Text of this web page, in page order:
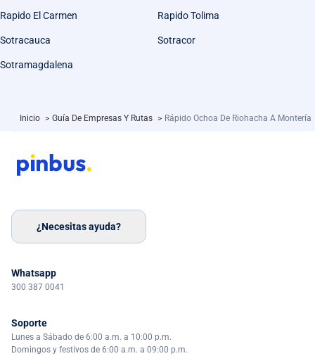
Rapido El Carmen Rapido Tolima
Sotracauca Sotracor
Sotramagdalena
Inicio > Guía De Empresas Y Rutas > Rápido Ochoa De Riohacha A Montería
¿Necesitas ayuda?
Whatsapp
300 387 0041
Soporte
Lunes a Sábado de 6:00 a.m. a 10:00 p.m.
Domingos y festivos de 6:00 a.m. a 09:00 p.m.